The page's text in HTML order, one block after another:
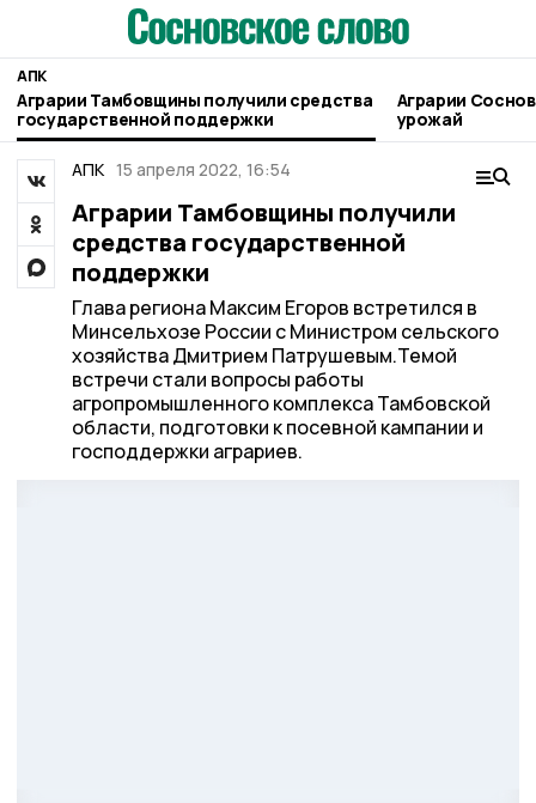
АПК
Аграрии Тамбовщины получили средства
государственной поддержки
Аграрии
урожай
АПК 15 апреля 2022, 16:54
Аграрии Тамбовщины получили
средства государственной
поддержки
Глава региона Максим Егоров встретился в
Минсельхозе России с Министром сельского
хозяйства Дмитрием Патрушевым.Темой
встречи стали вопросы работы
агропромышленного комплекса Тамбовской
области, подготовки к посевной кампании и
господдержки аграриев.